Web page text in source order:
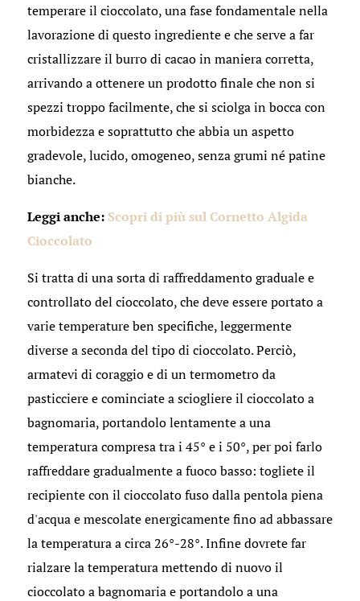
temperare il cioccolato, una fase fondamentale nella
lavorazione di questo ingrediente e che serve a far
cristallizzare il burro di cacao in maniera corretta,
arrivando a ottenere un prodotto finale che non si
spezzi troppo facilmente, che si sciolga in bocca con
morbidezza e soprattutto che abbia un aspetto
gradevole, lucido, omogeneo, senza grumi né patine
bianche.
Leggi anche: Scopri di più sul Cornetto Algida
Cioccolato
Si tratta di una sorta di raffreddamento graduale e
controllato del cioccolato, che deve essere portato a
varie temperature ben specifiche, leggermente
diverse a seconda del tipo di cioccolato. Perciò,
armatevi di coraggio e di un termometro da
pasticciere e cominciate a sciogliere il cioccolato a
bagnomaria, portandolo lentamente a una
temperatura compresa tra i 45° e i 50°, per poi farlo
raffreddare gradualmente a fuoco basso: togliete il
recipiente con il cioccolato fuso dalla pentola piena
d'acqua e mescolate energicamente fino ad abbassare
la temperatura a circa 26°-28°. Infine dovrete far
rialzare la temperatura mettendo di nuovo il
cioccolato a bagnomaria e portandolo a una